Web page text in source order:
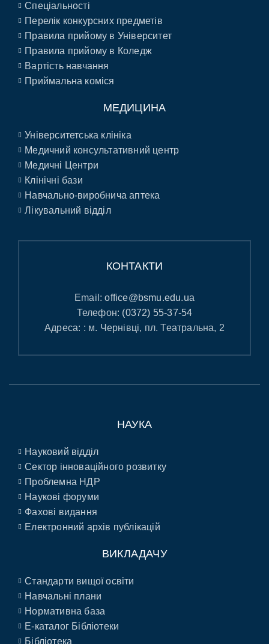
Спеціальності
Перелік конкурсних предметів
Правила прийому в Університет
Правила прийому в Коледж
Вартість навчання
Приймальна коміся
МЕДИЦИНА
Університетська клініка
Медичний консультативний центр
Медичні Центри
Клінічні бази
Навчально-виробнича аптека
Лікувальний відділ
КОНТАКТИ
Email:office@bsmu.edu.ua
Телефон: (0372) 55-37-54
Адреса: : м. Чернівці, пл. Театральна, 2
НАУКА
Науковий відділ
Сектор інноваційного розвитку
Проблемна НДР
Наукові форуми
Фахові видання
Електронний архів публікацій
ВИКЛАДАЧУ
Стандарти вищої освіти
Навчальні плани
Нормативна база
E-каталог Бібліотеки
Бібліотека